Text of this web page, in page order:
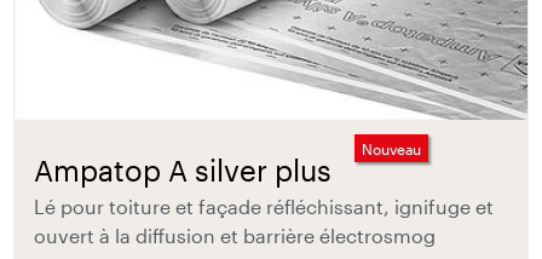
Ampatop A silver plus
Nouveau
Lé pour toiture et façade réfléchissant, ignifuge et
ouvert à la diffusion et barrière électrosmog